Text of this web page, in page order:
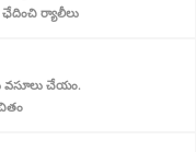
ఛేదించి ర్యాలీలు
చేయం.